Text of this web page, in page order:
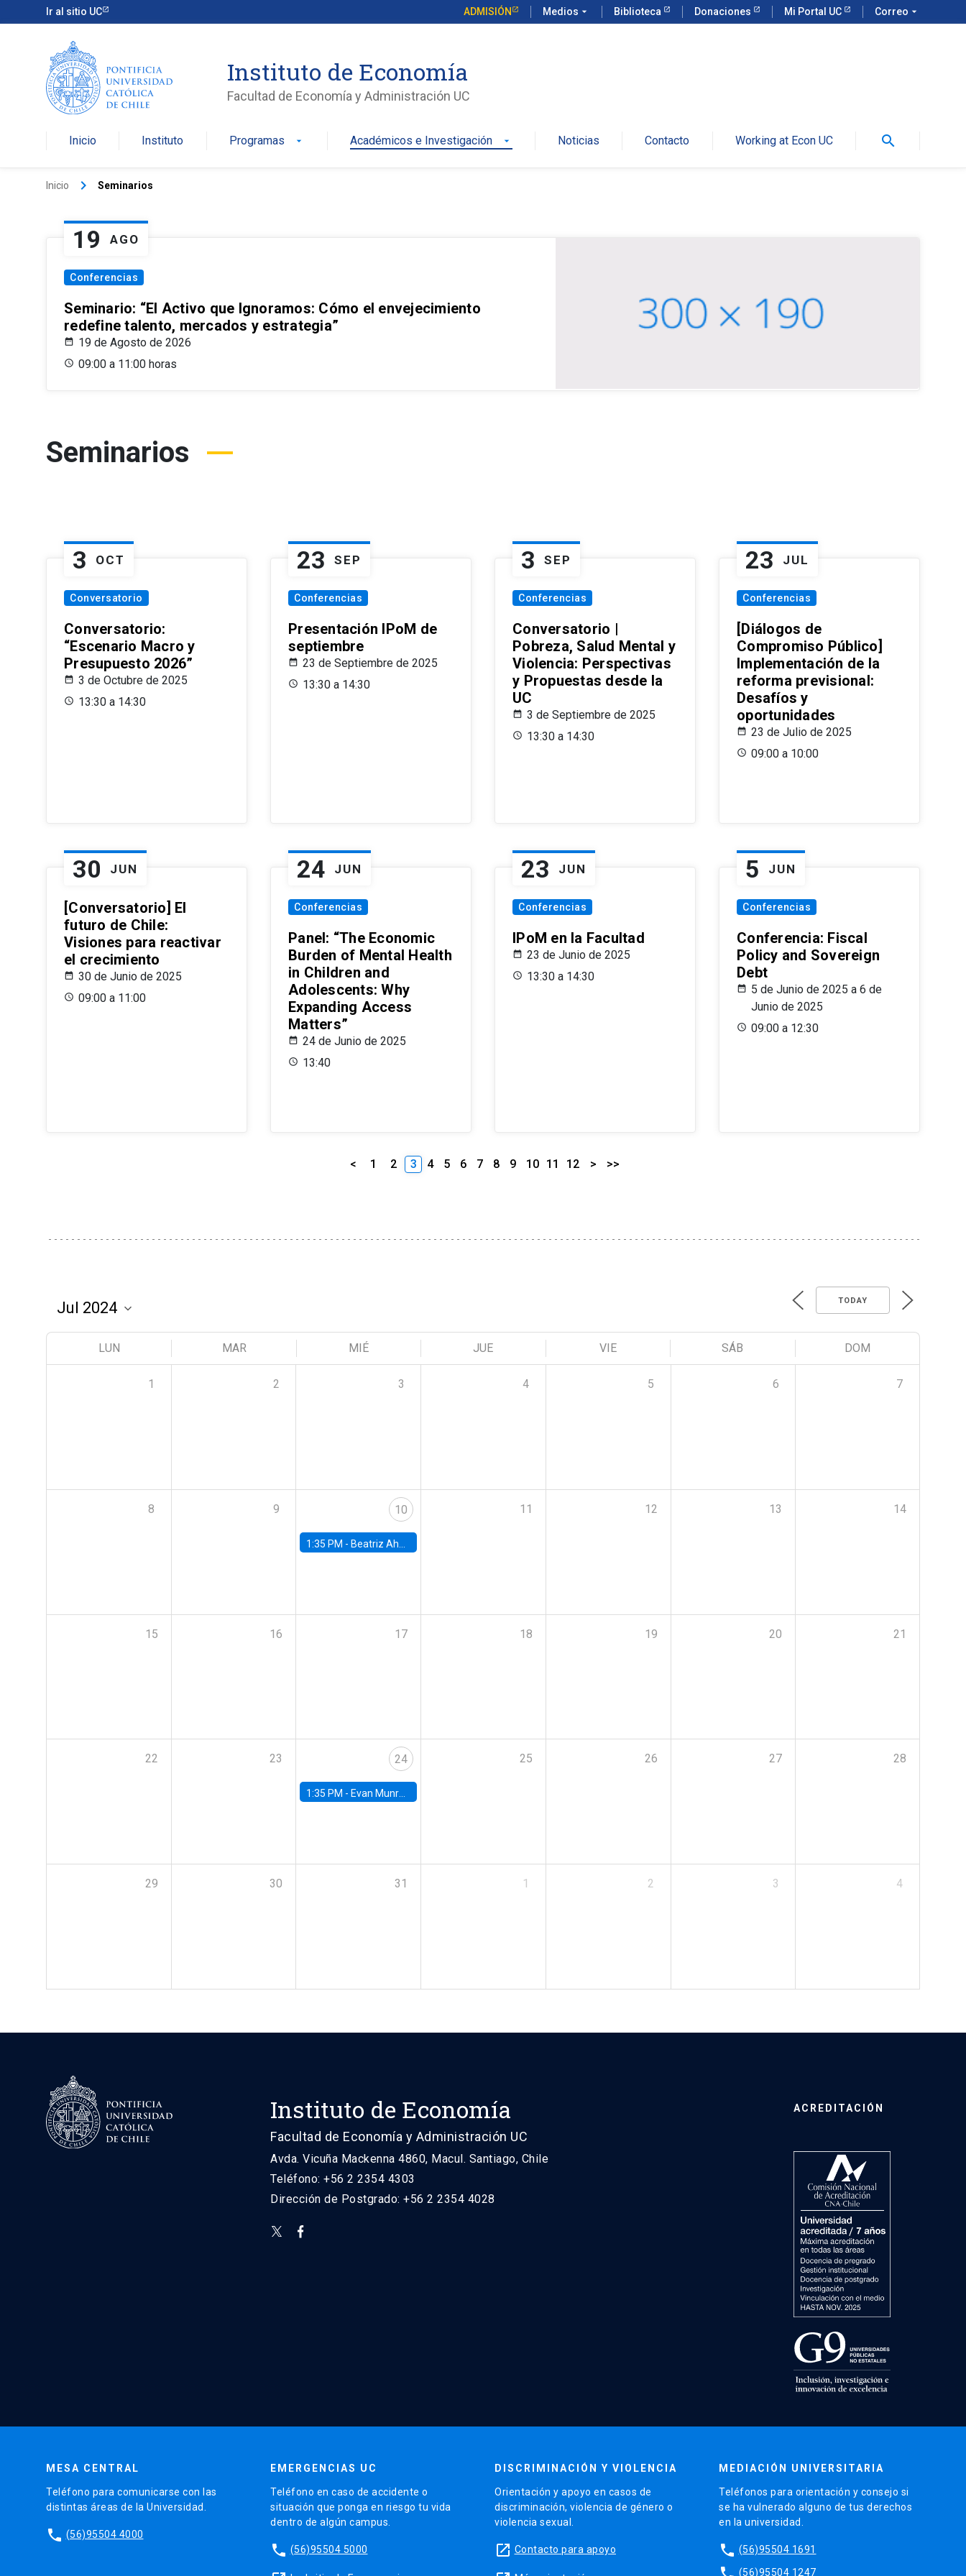
Ir al sitio UC ADMISIÓN Medios arrow_drop_down Biblioteca Donaciones Mi Portal UC Correo arrow_drop_down
Instituto de Economía
Facultad de Economía y Administración UC
Inicio Instituto Programas arrow_drop_down Académicos e Investigación arrow_drop_down Noticias Contacto Working at Econ UC search
Inicio keyboard_arrow_right Seminarios
19 AGO
Conferencias
Seminario: “El Activo que Ignoramos: Cómo el envejecimiento
redefine talento, mercados y estrategia”
19 de Agosto de 2026
09:00 a 11:00 horas
Seminarios
3 OCT
Conversatorio
Conversatorio:
“Escenario Macro y
Presupuesto 2026”
3 de Octubre de 2025
13:30 a 14:30
23 SEP
Conferencias
Presentación IPoM de
septiembre
23 de Septiembre de 2025
13:30 a 14:30
3 SEP
Conferencias
Conversatorio |
Pobreza, Salud Mental y
Violencia: Perspectivas
y Propuestas desde la
UC
3 de Septiembre de 2025
13:30 a 14:30
23 JUL
Conferencias
[Diálogos de
Compromiso Público]
Implementación de la
reforma previsional:
Desafíos y
oportunidades
23 de Julio de 2025
09:00 a 10:00
30 JUN
[Conversatorio] El
futuro de Chile:
Visiones para reactivar
el crecimiento
30 de Junio de 2025
09:00 a 11:00
24 JUN
Conferencias
Panel: “The Economic
Burden of Mental Health
in Children and
Adolescents: Why
Expanding Access
Matters”
24 de Junio de 2025
13:40
23 JUN
Conferencias
IPoM en la Facultad
23 de Junio de 2025
13:30 a 14:30
5 JUN
Conferencias
Conferencia: Fiscal
Policy and Sovereign
Debt
5 de Junio de 2025 a 6 de
Junio de 2025
09:00 a 12:30
< 1 2 3 4 5 6 7 8 9 10 11 12 > >>
TODAY
LUN MAR MIÉ JUE VIE SÁB DOM
1 2 3 4 5 6 7
8 9 10
1:35 PM - Beatriz Ahumada, PhD candidate, Universidad de Pittsburgh
11 12 13 14
15 16 17 18 19 20 21
22 23 24
1:35 PM - Evan Munro, Neyman Visiting Assistant Professor in the Department of Statistics at UC Berkeley
25 26 27 28
29 30 31 1 2 3 4
Instituto de Economía
Facultad de Economía y Administración UC
Avda. Vicuña Mackenna 4860, Macul. Santiago, Chile
Teléfono: +56 2 2354 4303
Dirección de Postgrado: +56 2 2354 4028
ACREDITACIÓN
MESA CENTRAL
Teléfono para comunicarse con las
distintas áreas de la Universidad.
phone (56)95504 4000
EMERGENCIAS UC
Teléfono en caso de accidente o
situación que ponga en riesgo tu vida
dentro de algún campus.
phone (56)95504 5000
DISCRIMINACIÓN Y VIOLENCIA
Orientación y apoyo en casos de
discriminación, violencia de género o
violencia sexual.
launch Contacto para apoyo
MEDIACIÓN UNIVERSITARIA
Teléfonos para orientación y consejo si
se ha vulnerado alguno de tus derechos
en la universidad.
phone (56)95504 1691
(56)95504 1247